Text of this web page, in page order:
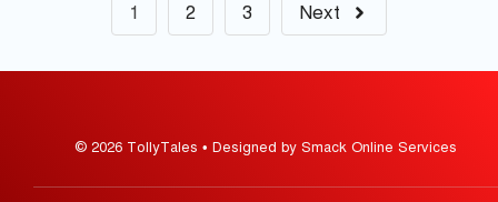
1 2 3 Next
© 2026 TollyTales • Designed by Smack Online Services